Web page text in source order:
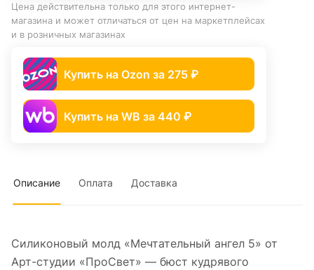
Цена действительна только для этого интернет-
магазина и может отличаться от цен на маркетплейсах
и в розничных магазинах
Купить на Ozon за 275 ₽
Купить на WB за 440 ₽
Описание Оплата Доставка
Силиконовый молд «Мечтательный ангел 5» от
Арт-студии «ПроСвет» — бюст кудрявого